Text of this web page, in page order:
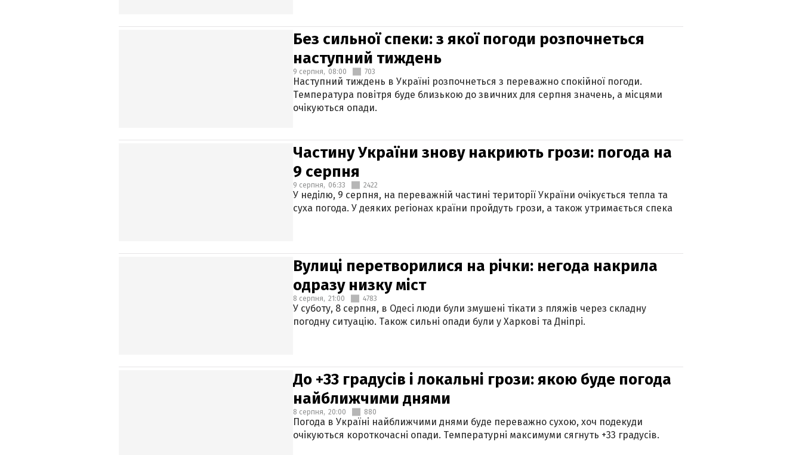
Без сильної спеки: з якої погоди розпочнеться
наступний тиждень
9 серпня, 08:00 703
Наступний тиждень в Україні розпочнеться з переважно спокійної погоди.
Температура повітря буде близькою до звичних для серпня значень, а місцями
очікуються опади.
Частину України знову накриють грози: погода на
9 серпня
9 серпня, 06:33 2422
У неділю, 9 серпня, на переважній частині території України очікується тепла та
суха погода. У деяких регіонах країни пройдуть грози, а також утримається спека
Вулиці перетворилися на річки: негода накрила
одразу низку міст
8 серпня, 21:00 4783
У суботу, 8 серпня, в Одесі люди були змушені тікати з пляжів через складну
погодну ситуацію. Також сильні опади були у Харкові та Дніпрі.
До +33 градусів і локальні грози: якою буде погода
найближчими днями
8 серпня, 20:00 880
Погода в Україні найближчими днями буде переважно сухою, хоч подекуди
очікуються короткочасні опади. Температурні максимуми сягнуть +33 градусів.